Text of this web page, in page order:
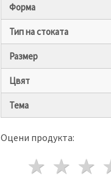
Форма
Тип на стоката
Размер
Цвят
Тема
Оцени продукта:
2
1